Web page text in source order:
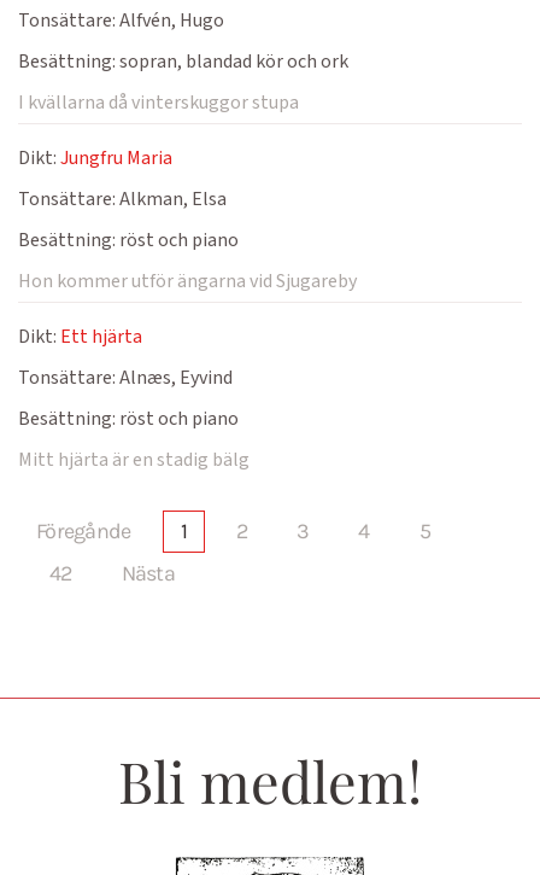
Tonsättare:Alfvén, Hugo
Besättning:sopran, blandad kör och ork
I kvällarna då vinterskuggor stupa
Dikt:Jungfru Maria
Tonsättare:Alkman, Elsa
Besättning: röst och piano
Hon kommer utför ängarna vid Sjugareby
Dikt: Ett hjärta
Tonsättare:Alnæs, Eyvind
Besättning: röst och piano
Mitt hjärta är en stadig bälg
Föregånde 1 2 3 4
5
42
Nästa
Bli medlem!